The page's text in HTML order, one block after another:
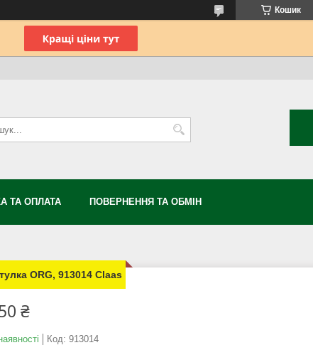
Кошик
ТА ОПЛАТА ПОВЕРНЕННЯ ТА ОБМІН
ORG, 913014 Claas
₴
Код: 913014